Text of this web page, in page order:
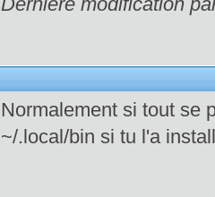
Normalement si tout se
~/.local/bin si tu l'a